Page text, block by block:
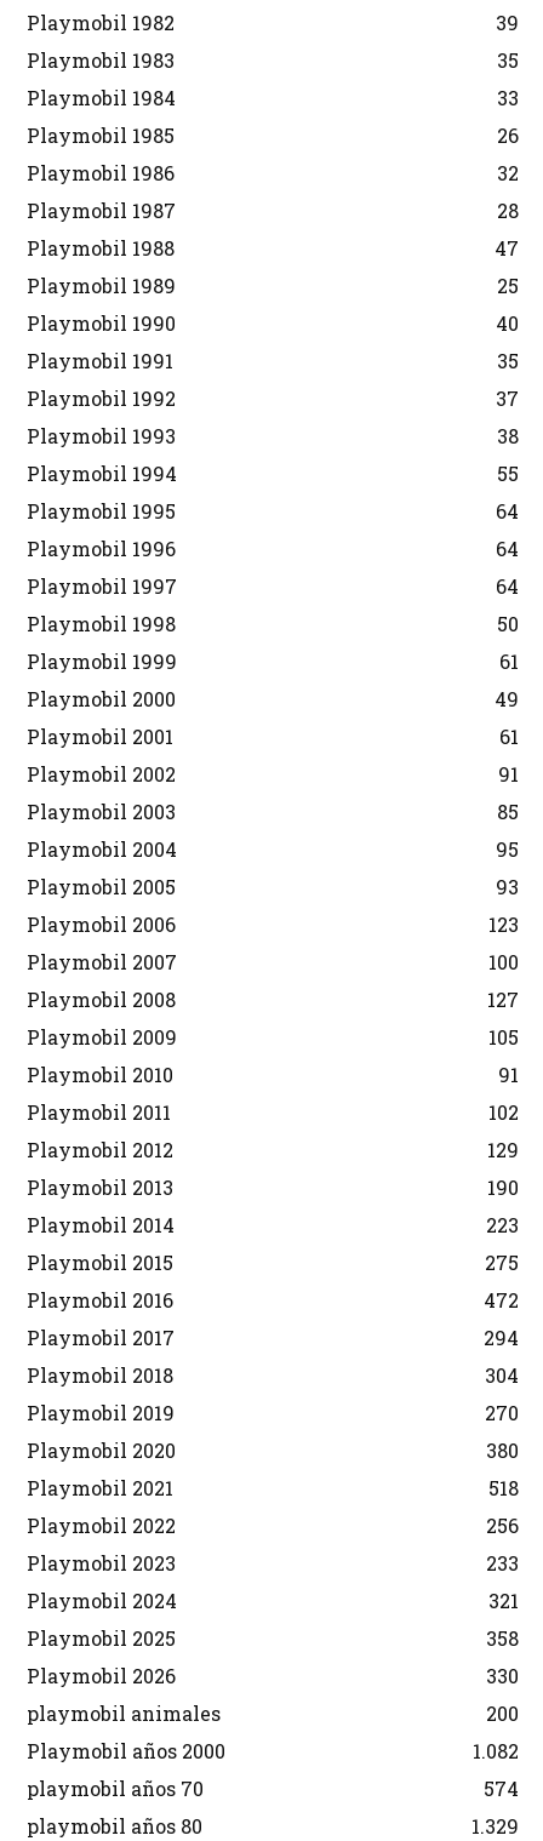
Playmobil 1982
39
Playmobil 1983
35
Playmobil 1984
33
Playmobil 1985
26
Playmobil 1986
32
Playmobil 1987
28
Playmobil 1988
47
Playmobil 1989
25
Playmobil 1990
40
Playmobil 1991
35
Playmobil 1992
37
Playmobil 1993
38
Playmobil 1994
55
Playmobil 1995
64
Playmobil 1996
64
Playmobil 1997
64
Playmobil 1998
50
Playmobil 1999
61
Playmobil 2000
49
Playmobil 2001
61
Playmobil 2002
91
Playmobil 2003
85
Playmobil 2004
95
Playmobil 2005
93
Playmobil 2006
123
Playmobil 2007
100
Playmobil 2008
127
Playmobil 2009
105
Playmobil 2010
91
Playmobil 2011
102
Playmobil 2012
129
Playmobil 2013
190
Playmobil 2014
223
Playmobil 2015
275
Playmobil 2016
472
Playmobil 2017
294
Playmobil 2018
304
Playmobil 2019
270
Playmobil 2020
380
Playmobil 2021
518
Playmobil 2022
256
Playmobil 2023
233
Playmobil 2024
321
Playmobil 2025
358
Playmobil 2026
330
playmobil animales
200
Playmobil años 2000
1.082
playmobil años 70
574
playmobil años 80
1.329